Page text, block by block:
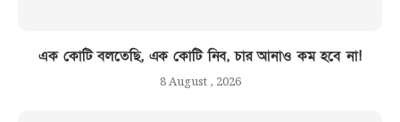
এক কোটি বলতেছি, এক কোটি নিব, চার আনাও কম হবে না!
8 August , 2026